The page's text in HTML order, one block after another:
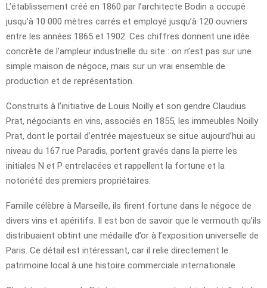
L’établissement créé en 1860 par l’architecte Bodin a occupé
jusqu’à 10 000 mètres carrés et employé jusqu’à 120 ouvriers
entre les années 1865 et 1902. Ces chiffres donnent une idée
concrète de l’ampleur industrielle du site : on n’est pas sur une
simple maison de négoce, mais sur un vrai ensemble de
production et de représentation.
Construits à l’initiative de Louis Noilly et son gendre Claudius
Prat, négociants en vins, associés en 1855, les immeubles Noilly
Prat, dont le portail d’entrée majestueux se situe aujourd’hui au
niveau du 167 rue Paradis, portent gravés dans la pierre les
initiales N et P entrelacées et rappellent la fortune et la
notoriété des premiers propriétaires.
Famille célèbre à Marseille, ils firent fortune dans le négoce de
divers vins et apéritifs. Il est bon de savoir que le vermouth qu’ils
distribuaient obtint une médaille d’or à l’exposition universelle de
Paris. Ce détail est intéressant, car il relie directement le
patrimoine local à une histoire commerciale internationale.